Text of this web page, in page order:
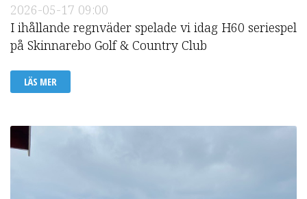
2026-05-17 09:00
I ihållande regnväder spelade vi idag H60 seriespel
på Skinnarebo Golf & Country Club
LÄS MER